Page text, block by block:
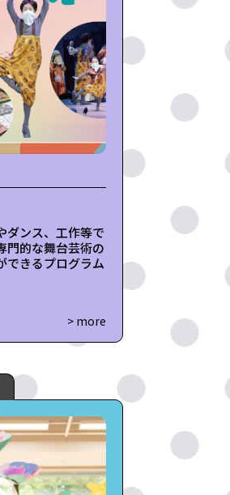
ダンス、工作等で
門的な舞台芸術の
できるプログラム
> more